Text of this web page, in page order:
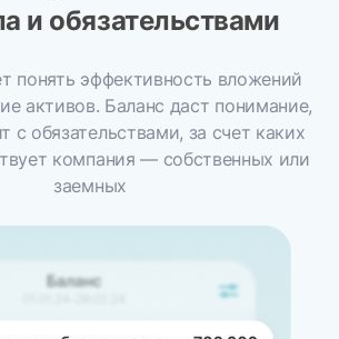
и обязательствами
понять эффективность вложений
активов. Баланс даст понимание,
с обязательствами, за счет каких
компания — собственных или
заемных